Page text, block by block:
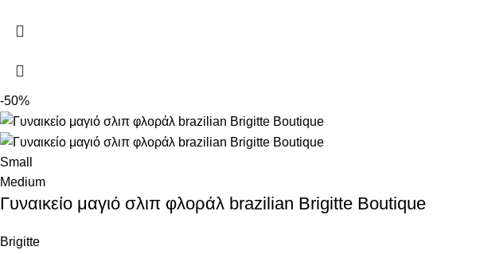
-50%
Small
Medium
Γυναικείο μαγιό σλιπ φλοράλ brazilian Brigitte Boutique
Brigitte